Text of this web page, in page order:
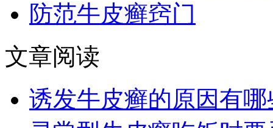
防范牛皮癣窍门
文章阅读
诱发牛皮癣的原因有哪